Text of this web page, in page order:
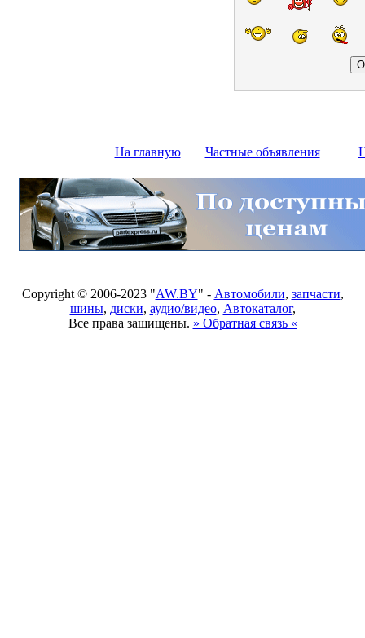
На главную Частные объявления
Copyright © 2006-2023 "AW.BY" - Автомобили, запчасти,
шины, диски, аудио/видео, Автокаталог,
Все права защищены. » Обратная связь «